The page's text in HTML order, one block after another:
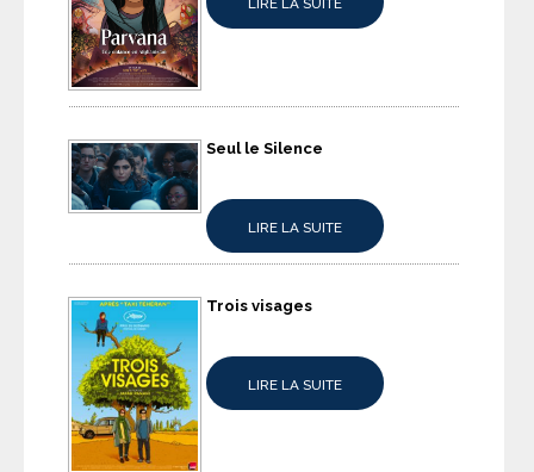
Seul le Silence
LIRE LA SUITE
Trois visages
LIRE LA SUITE